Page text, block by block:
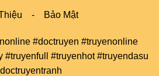
- Bảo Mật
#doctruyen #truyenonline
#truyenfull #truyenhot #truyendasu